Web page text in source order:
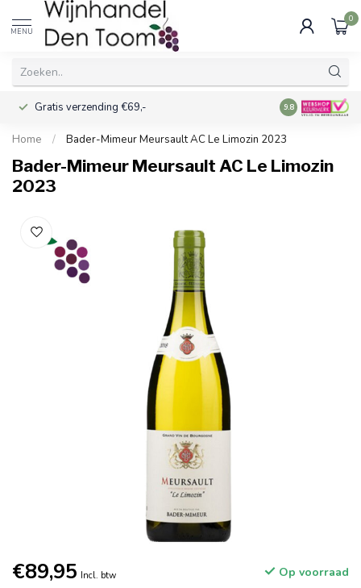
MENU
0
Gratis verzending €69,- Voor 16:00
9.8
Home / Bader-Mimeur Meursault AC Le Limozin 2023
Bader-Mimeur Meursault AC Le Limozin
2023
€89,95 Incl. btw Op voorraad